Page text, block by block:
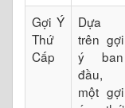
Gợi Ý
Thứ
Cấp
Dựa
trên gợi
ý ban
đầu,
một gợi